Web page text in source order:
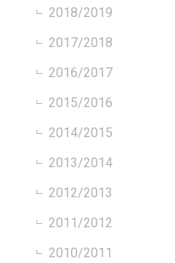
2018/2019
2017/2018
2016/2017
2015/2016
2014/2015
2013/2014
2012/2013
2011/2012
2010/2011